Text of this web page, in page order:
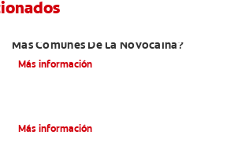
Más Comunes De La Novocaína?
Más información
Más información